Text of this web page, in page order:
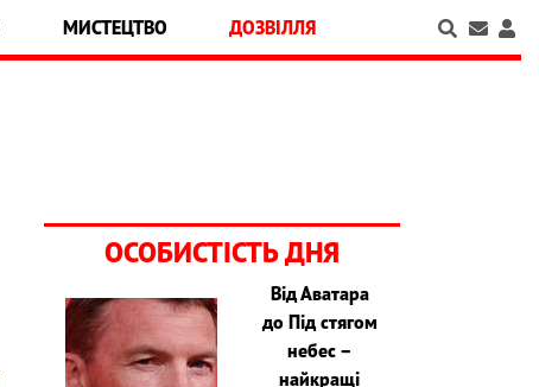
МИСТЕЦТВО ДОЗВІЛЛЯ
ОСОБИСТІСТЬ ДНЯ
Від Аватара
до Під стягом
небес –
найкращі